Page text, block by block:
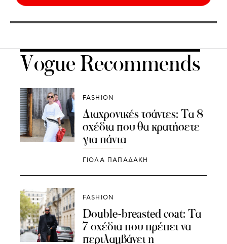
Vogue Recommends
FASHION
Διαχρονικές τσάντες: Τα 8
σχέδια που θα κρατήσετε
για πάντα
ΓΙΌΛΑ ΠΑΠΑΔΆΚΗ
FASHION
Double-breasted coat: Τα
7 σχέδια που πρέπει να
περιλαμβάνει η